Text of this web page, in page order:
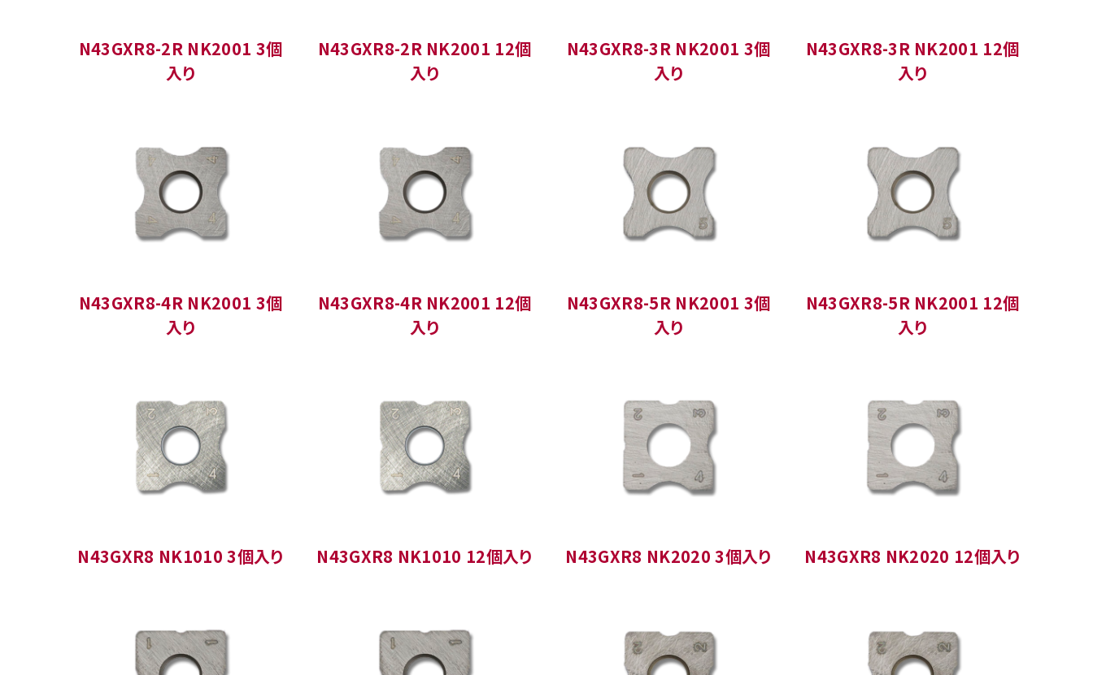
N43GXR8-2R NK2001 3個
入り
N43GXR8-2R NK2001 12個
入り
N43GXR8-3R NK2001 3個
入り
N43GXR8-3R NK2001 12個
入り
N43GXR8-4R NK2001 3個
入り
N43GXR8-4R NK2001 12個
入り
N43GXR8-5R NK2001 3個
入り
N43GXR8-5R NK2001 12個
入り
N43GXR8 NK1010 3個入り N43GXR8 NK1010 12個入り N43GXR8 NK2020 3個入り N43GXR8 NK2020 12個入り